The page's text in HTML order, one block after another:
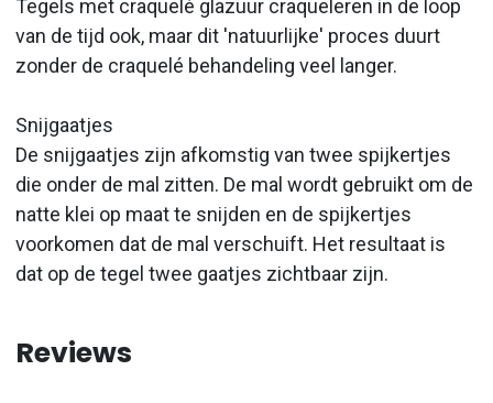
Tegels met craquelé glazuur craqueleren in de loop
van de tijd ook, maar dit 'natuurlijke' proces duurt
zonder de craquelé behandeling veel langer.
Snijgaatjes
De snijgaatjes zijn afkomstig van twee spijkertjes
die onder de mal zitten. De mal wordt gebruikt om de
natte klei op maat te snijden en de spijkertjes
voorkomen dat de mal verschuift. Het resultaat is
dat op de tegel twee gaatjes zichtbaar zijn.
Reviews